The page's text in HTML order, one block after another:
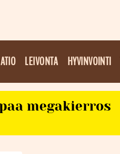
LEIVONTA HYVINVOINTI
megakierros